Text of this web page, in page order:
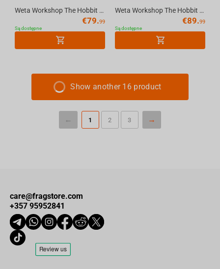
Weta Workshop The Hobbit - Hole 5 Hill Lane Environment
€79.99
Są dostępne
Weta Workshop The Hobbit - Hole 16 Bagshot Row Chimney Environment
€89.99
Są dostępne
Show another 16 product
1 2 3
care@fragstore.com
+357 95952841